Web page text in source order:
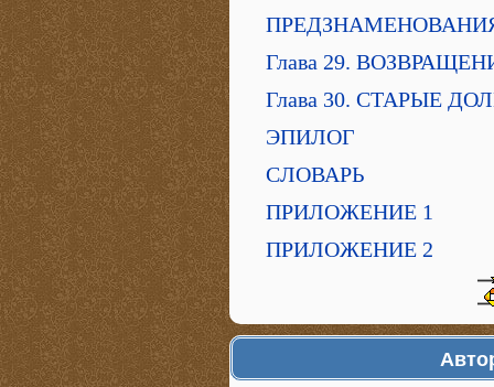
Глава 29.
Глава 30. СТАРЫЕ
ЭПИЛОГ
СЛОВАРЬ
ПРИЛОЖЕНИЕ 1
ПРИЛОЖЕНИЕ 2